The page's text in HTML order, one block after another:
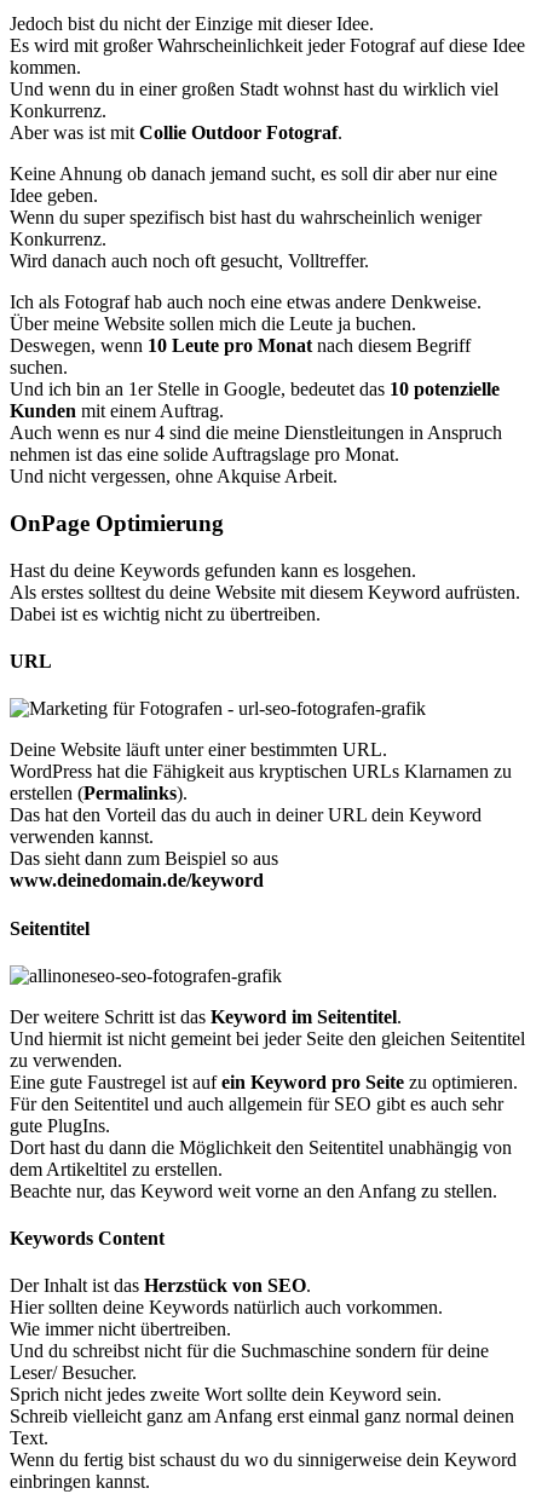
Jedoch bist du nicht der Einzige mit dieser Idee.
Es wird mit großer Wahrscheinlichkeit jeder Fotograf auf diese Idee
kommen.
Und wenn du in einer großen Stadt wohnst hast du wirklich viel
Konkurrenz.
Aber was ist mit Collie Outdoor Fotograf.
Keine Ahnung ob danach jemand sucht, es soll dir aber nur eine
Idee geben.
Wenn du super spezifisch bist hast du wahrscheinlich weniger
Konkurrenz.
Wird danach auch noch oft gesucht, Volltreffer.
Ich als Fotograf hab auch noch eine etwas andere Denkweise.
Über meine Website sollen mich die Leute ja buchen.
Deswegen, wenn 10 Leute pro Monat nach diesem Begriff
suchen.
Und ich bin an 1er Stelle in Google, bedeutet das 10 potenzielle
Kunden mit einem Auftrag.
Auch wenn es nur 4 sind die meine Dienstleitungen in Anspruch
nehmen ist das eine solide Auftragslage pro Monat.
Und nicht vergessen, ohne Akquise Arbeit.
OnPage Optimierung
Hast du deine Keywords gefunden kann es losgehen.
Als erstes solltest du deine Website mit diesem Keyword aufrüsten.
Dabei ist es wichtig nicht zu übertreiben.
URL
Deine Website läuft unter einer bestimmten URL.
WordPress hat die Fähigkeit aus kryptischen URLs Klarnamen zu
erstellen (Permalinks).
Das hat den Vorteil das du auch in deiner URL dein Keyword
verwenden kannst.
Das sieht dann zum Beispiel so aus
www.deinedomain.de/keyword
Seitentitel
Der weitere Schritt ist das Keyword im Seitentitel.
Und hiermit ist nicht gemeint bei jeder Seite den gleichen Seitentitel
zu verwenden.
Eine gute Faustregel ist aufein Keyword pro Seite zu optimieren.
Für den Seitentitel und auch allgemein für SEO gibt es auch sehr
gute PlugIns.
Dort hast du dann die Möglichkeit den Seitentitel unabhängig von
dem Artikeltitel zu erstellen.
Beachte nur, das Keyword weit vorne an den Anfang zu stellen.
Keywords Content
Der Inhalt ist das Herzstück von SEO.
Hier sollten deine Keywords natürlich auch vorkommen.
Wie immer nicht übertreiben.
Und du schreibst nicht für die Suchmaschine sondern für deine
Leser/ Besucher.
Sprich nicht jedes zweite Wort sollte dein Keyword sein.
Schreib vielleicht ganz am Anfang erst einmal ganz normal deinen
Text.
Wenn du fertig bist schaust du wo du sinnigerweise dein Keyword
einbringen kannst.